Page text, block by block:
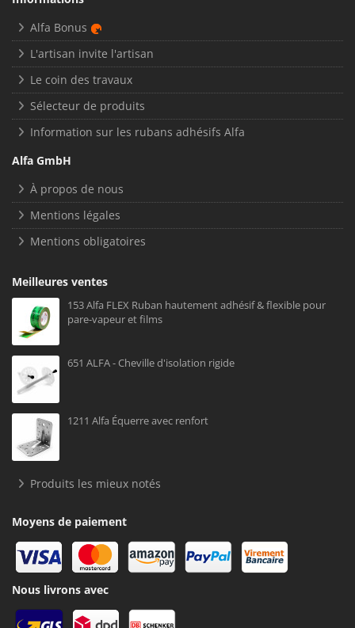
Alfa Bonus
L'artisan invite l'artisan
Le coin des travaux
Sélecteur de produits
Information sur les rubans adhésifs Alfa
Alfa GmbH
À propos de nous
Mentions légales
Mentions obligatoires
Meilleures ventes
153 Alfa FLEX Ruban hautement adhésif & flexible pour
pare-vapeur et films
651 ALFA - Cheville d'isolation rigide
1211 Alfa Équerre avec renfort
Produits les mieux notés
Moyens de paiement
Nous livrons avec